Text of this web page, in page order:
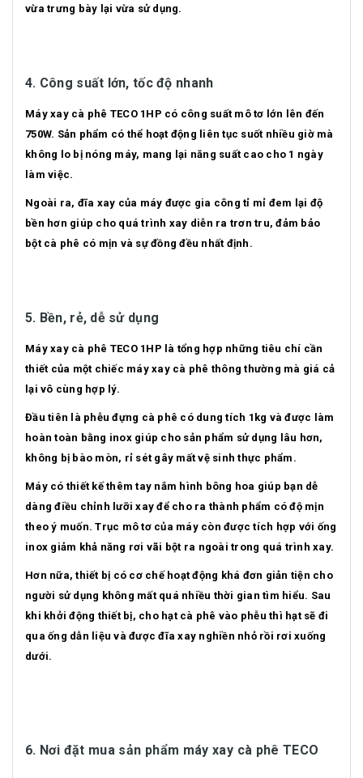
vừa trưng bày lại vừa sử dụng.
4. Công suất lớn, tốc độ nhanh
Máy xay cà phê TECO 1HP có công suất mô tơ lớn lên đến
750W. Sản phẩm có thể hoạt động liên tục suốt nhiều giờ mà
không lo bị nóng máy, mang lại năng suất cao cho 1 ngày
làm việc.
Ngoài ra, đĩa xay của máy được gia công tỉ mỉ đem lại độ
bền hơn giúp cho quá trình xay diễn ra trơn tru, đảm bảo
bột cà phê có mịn và sự đồng đều nhất định.
5. Bền, rẻ, dễ sử dụng
Máy xay cà phê TECO 1HP là tổng hợp những tiêu chí cần
thiết của một chiếc máy xay cà phê thông thường mà giá cả
lại vô cùng hợp lý.
Đầu tiên là phễu đựng cà phê có dung tích 1kg và được làm
hoàn toàn bằng inox giúp cho sản phẩm sử dụng lâu hơn,
không bị bào mòn, rỉ sét gây mất vệ sinh thực phẩm.
Máy có thiết kế thêm tay nắm hình bông hoa giúp bạn dễ
dàng điều chỉnh lưỡi xay để cho ra thành phẩm có độ mịn
theo ý muốn. Trục mô tơ của máy còn được tích hợp với ống
inox giảm khả năng rơi vãi bột ra ngoài trong quá trình xay.
Hơn nữa, thiết bị có cơ chế hoạt động khá đơn giản tiện cho
người sử dụng không mất quá nhiều thời gian tìm hiểu. Sau
khi khởi động thiết bị, cho hạt cà phê vào phễu thì hạt sẽ đi
qua ống dẫn liệu và được đĩa xay nghiền nhỏ rồi rơi xuống
dưới.
6. Nơi đặt mua sản phẩm máy xay cà phê TECO